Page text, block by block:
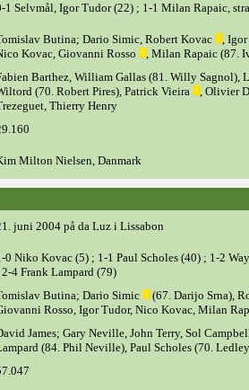
1 Selvmål, Igor Tudor (22) ; 1-1 Milan Rapaic,
Butina; Dario Simic, Robert Kovac
,
Kovac, Giovanni Rosso
, Milan Rapaic (87.
Barthez, William Gallas (81. Willy
(70. Robert Pires), Patrick Vieira
, Olivier
Thierry Henry
Milton Nielsen, Danmark
juni 2004 på da Luz i Lissabon
0 Niko Kovac (5) ; 1-1 Paul Scholes (40) ; 1-2
2-4 Frank Lampard (79)
Butina; Dario Simic
(67. Darijo Srna),
Rosso, Igor Tudor, Nico Kovac, Milan
James; Gary Neville, John Terry, Sol
(84. Phil Neville), Paul Scholes (70.